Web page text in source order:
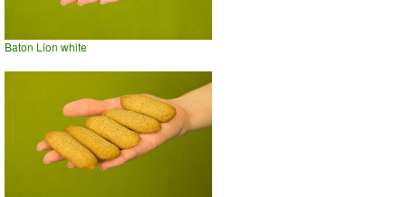
Baton Lion white